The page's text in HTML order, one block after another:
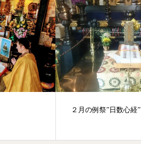
２月の例祭”日数心経”